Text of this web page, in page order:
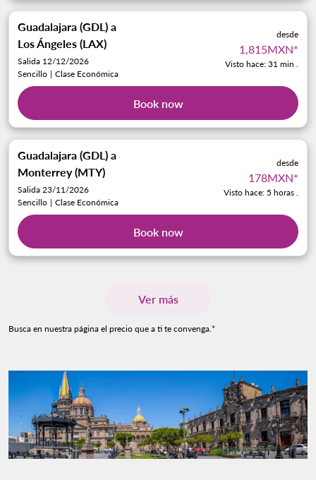
Guadalajara (GDL) a
Los Ángeles (LAX)
Salida 12/12/2026
Sencillo | Clase Económica
desde
1,815MXN*
Visto hace: 31 min .
Book now
Guadalajara (GDL) a
Monterrey (MTY)
Salida 23/11/2026
Sencillo | Clase Económica
desde
178MXN*
Visto hace: 5 horas .
Book now
Ver más
Busca en nuestra página el precio que a ti te convenga.*